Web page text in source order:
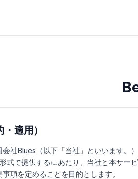
適用）
会社Blues（以下「当社」といいます。
式で提供するにあたり、当社と本サー
項を定めることを目的とします。